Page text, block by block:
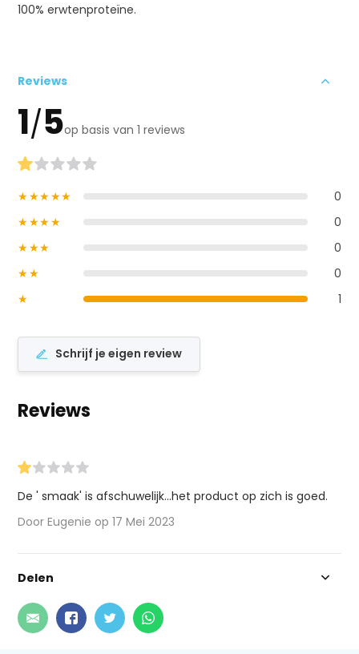
100% erwtenproteïne.
Reviews
1/5op basis van 1 reviews
★★★★★
0
★★★★
0
★★★
0
★★
0
★
1
Schrijf je eigen review
Reviews
De ' smaak' is afschuwelijk...het product op zich is goed.
Door Eugenie op 17 Mei 2023
Delen